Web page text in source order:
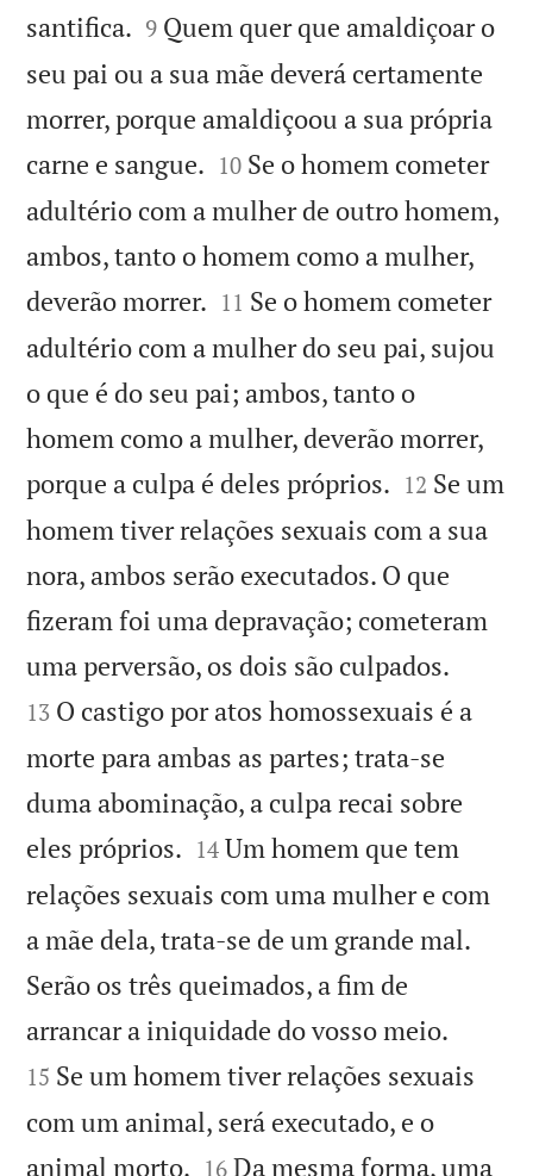
santifica. 

9 Quem quer que amaldiçoar o
seu pai ou a sua mãe deverá certamente
morrer, porque amaldiçoou a sua própria
carne e sangue. 

10 Se o homem cometer
adultério com a mulher de outro homem,
ambos, tanto o homem como a mulher,
deverão morrer. 

11 Se o homem cometer
adultério com a mulher do seu pai, sujou
o que é do seu pai; ambos, tanto o
homem como a mulher, deverão morrer,
porque a culpa é deles próprios. 

12 Se um
homem tiver relações sexuais com a sua
nora, ambos serão executados. O que
fizeram foi uma depravação; cometeram
uma perversão, os dois são culpados.
13 O castigo por atos homossexuais é a
morte para ambas as partes; trata-se
duma abominação, a culpa recai sobre
eles próprios. 

14 Um homem que tem
relações sexuais com uma mulher e com
a mãe dela, trata-se de um grande mal.
Serão os três queimados, a fim de
arrancar a iniquidade do vosso meio.
15 Se um homem tiver relações sexuais
com um animal, será executado, e o
animal morto. 

16 Da mesma forma, uma